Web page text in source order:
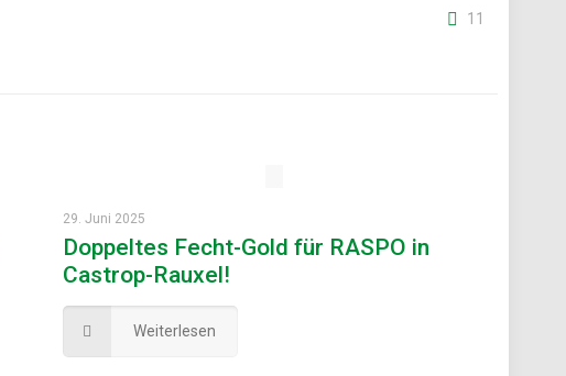
11
29. Juni 2025
Doppeltes Fecht-Gold für RASPO in
Castrop-Rauxel!
Weiterlesen